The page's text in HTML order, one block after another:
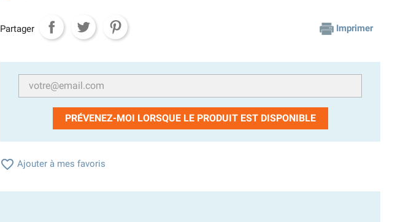
Partager Imprimer
PRÉVENEZ-MOI LORSQUE LE PRODUIT EST DISPONIBLE
 Ajouter à mes favoris